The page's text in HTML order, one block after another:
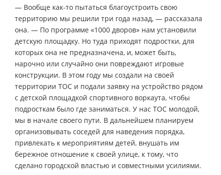
— Вообще как-то пытаться благоустроить свою
территорию мы решили три года назад, — рассказала
она. — По программе «1000 дворов» нам установили
детскую площадку. Но туда приходят подростки, для
которых она не предназначена, и, может быть,
нарочно или случайно они повреждают игровые
конструкции. В этом году мы создали на своей
территории ТОС и подали заявку на устройство рядом
с детской площадкой спортивного воркаута, чтобы
подросткам было где заниматься. У нас ТОС молодой,
мы в начале своего пути. В дальнейшем планируем
организовывать соседей для наведения порядка,
привлекать к мероприятиям детей, внушать им
бережное отношение к своей улице, к тому, что
сделано городской властью и совместными усилиями.